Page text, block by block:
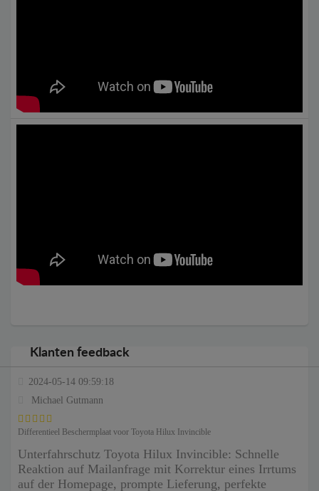
Klanten feedback
2024-05-14 09:59:18
Michael Gutmann
Differentieel Beschermplaat voor Toyota Hilux Invincible
Unterfahrschutz Toyota Hilux Invincible: Schnelle
Reaktion auf Mailanfrage mit Korrektur eines Irrtums
auf der Homepage, prompte Lieferung, perfekte